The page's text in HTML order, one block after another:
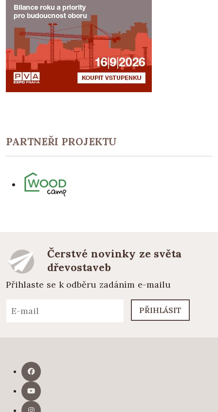
PARTNEŘI PROJEKTU
Čerstvé novinky ze světa
dřevostaveb
Přihlaste se k odběru zadáním e-mailu
PŘIHLÁSIT